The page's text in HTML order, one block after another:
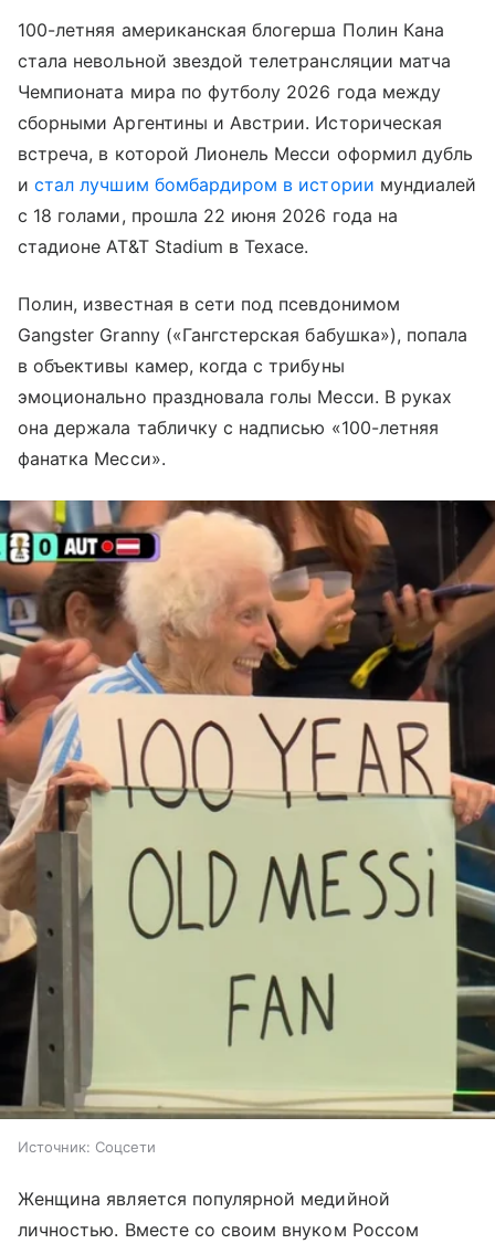
100-летняя американская блогерша Полин Кана
стала невольной звездой телетрансляции матча
Чемпионата мира по футболу 2026 года между
сборными Аргентины и Австрии. Историческая
встреча, в которой Лионель Месси оформил дубль
истал лучшим бомбардиром в истории мундиалей
с 18 голами, прошла 22 июня 2026 года на
стадионе AT&T Stadium в Техасе.
Полин, известная в сети под псевдонимом
Gangster Granny («Гангстерская бабушка»), попала
в объективы камер, когда с трибуны
эмоционально праздновала голы Месси. В руках
она держала табличку с надписью «100-летняя
фанатка Месси».
Источник: Соцсети
Женщина является популярной медийной
личностью. Вместе со своим внуком Россом